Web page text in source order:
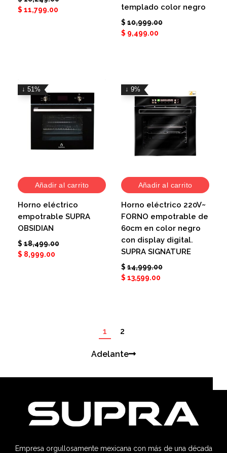
$ 11,799.00
templado color negro
$ 10,999.00
$ 9,499.00
↓ 51%
Añadir al carrito
Horno eléctrico
empotrable SUPRA
OBSIDIAN
$ 18,499.00
$ 8,999.00
↓ 9%
Añadir al carrito
Horno eléctrico 220V~
FORNO empotrable de
60cm en color negro
con display digital.
SUPRA SIGNATURE
$ 14,999.00
$ 13,599.00
1 2
Adelante
Empresa orgullosamente mexicana con más de una década